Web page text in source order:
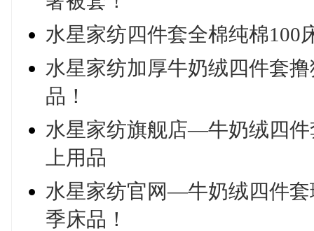
水星家纺四件套全棉纯棉100
水星家纺加厚牛奶绒四件套
品！
水星家纺旗舰店—牛奶绒四件
上用品
水星家纺官网—牛奶绒四件
季床品！